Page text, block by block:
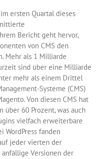
ersten Quartal dieses
Bericht geht hervor,
von CMS den
Mehr als 1 Milliarde
sind über eine Milliarde
mehr als einem Drittel
Systeme (CMS)
Von diesen CMS hat
über 60 Prozent, was auch
vielfach erweiterbare
WordPress fanden
jeder vierten der
Versionen der